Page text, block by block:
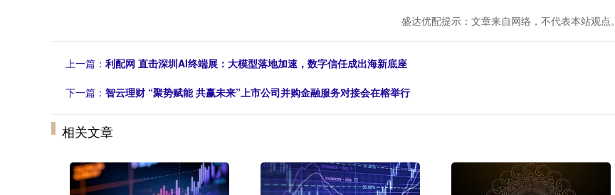
盛达优配提示：文章来自网络，不代表本站观点。
上一篇： 利配网 直击深圳AI终端展：大模型落地加速，数字信任成出海新底座
下一篇： 智云理财 “聚势赋能 共赢未来”上市公司并购金融服务对接会在榕举行
相关文章